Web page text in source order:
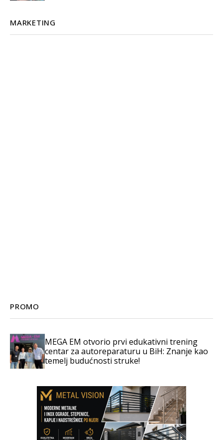
MARKETING
PROMO
MEGA EM otvorio prvi edukativni trening
centar za autoreparaturu u BiH: Znanje kao
temelj budućnosti struke!